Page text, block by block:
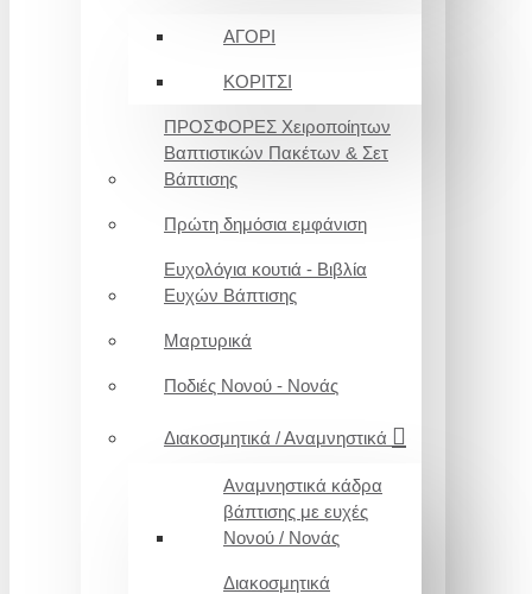
ΑΓΟΡΙ
ΚΟΡΙΤΣΙ
ΠΡΟΣΦΟΡΕΣ Χειροποίητων
Βαπτιστικών Πακέτων & Σετ
Βάπτισης
Πρώτη δημόσια εμφάνιση
Ευχολόγια κουτιά - Βιβλία
Ευχών Βάπτισης
Μαρτυρικά
Ποδιές Νονού - Νονάς
Διακοσμητικά / Αναμνηστικά
Αναμνηστικά κάδρα
βάπτισης με ευχές
Νονού / Νονάς
Διακοσμητικά